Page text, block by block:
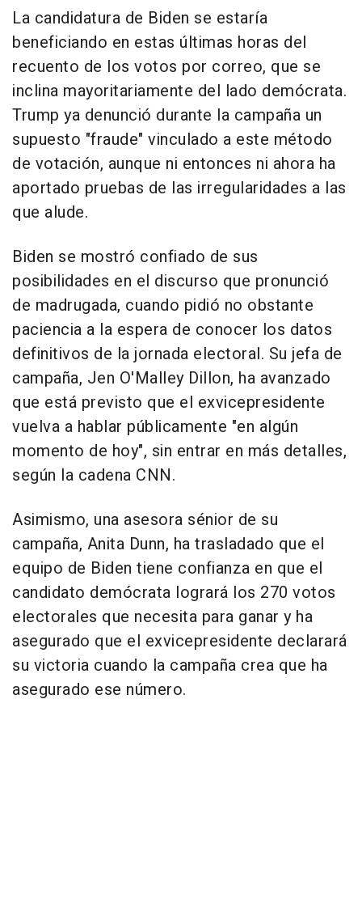
La candidatura de Biden se estaría
beneficiando en estas últimas horas del
recuento de los votos por correo, que se
inclina mayoritariamente del lado demócrata.
Trump ya denunció durante la campaña un
supuesto "fraude" vinculado a este método
de votación, aunque ni entonces ni ahora ha
aportado pruebas de las irregularidades a las
que alude.
Biden se mostró confiado de sus
posibilidades en el discurso que pronunció
de madrugada, cuando pidió no obstante
paciencia a la espera de conocer los datos
definitivos de la jornada electoral. Su jefa de
campaña, Jen O'Malley Dillon, ha avanzado
que está previsto que el exvicepresidente
vuelva a hablar públicamente "en algún
momento de hoy", sin entrar en más detalles,
según la cadena CNN.
Asimismo, una asesora sénior de su
campaña, Anita Dunn, ha trasladado que el
equipo de Biden tiene confianza en que el
candidato demócrata logrará los 270 votos
electorales que necesita para ganar y ha
asegurado que el exvicepresidente declarará
su victoria cuando la campaña crea que ha
asegurado ese número.